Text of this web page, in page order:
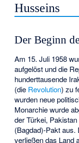
Husseins
Der Beginn
Am 15. Juli 1958
aufgelöst und die
hunderttausende
(die Revolution) zu
wurden neue
Monarchie wurde
der Türkei,
(Bagdad)-Pakt aus.
verließen das Land